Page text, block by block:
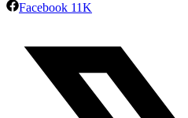
Facebook 11K